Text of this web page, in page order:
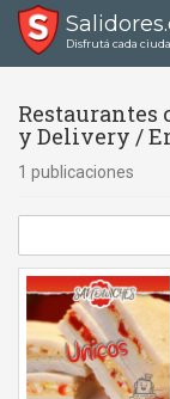
Disfrutá cada
Restaurantes
y Delivery /
1 publicaciones